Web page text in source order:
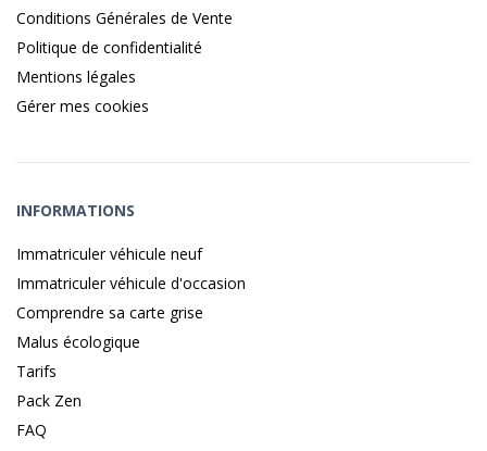
Conditions Générales de Vente
Politique de confidentialité
Mentions légales
Gérer mes cookies
INFORMATIONS
Immatriculer véhicule neuf
Immatriculer véhicule d'occasion
Comprendre sa carte grise
Malus écologique
Tarifs
Pack Zen
FAQ